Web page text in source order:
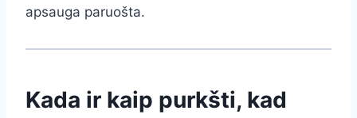
apsauga paruošta.
Kada ir kaip purkšti, kad